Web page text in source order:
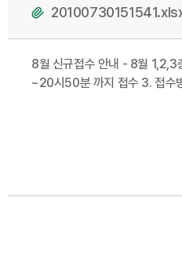
8월 신규접수 안내 - 8월 1,2,3
~20시50분 까지 접수 3. 접수